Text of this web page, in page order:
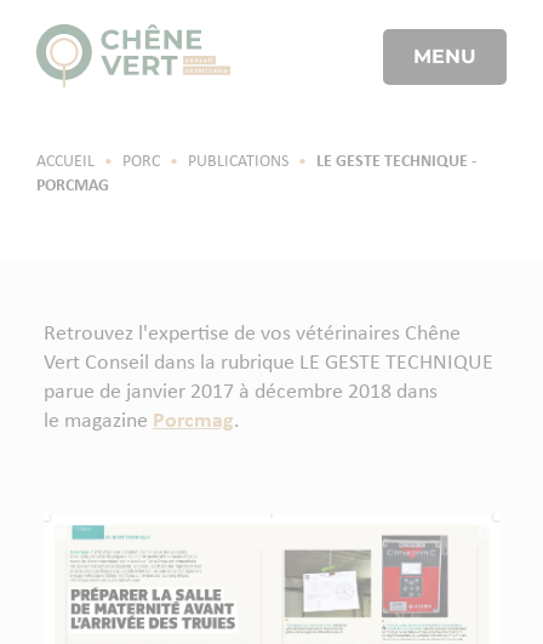
MENU
ACCUEIL • PORC • PUBLICATIONS •
LE GESTE TECHNIQUE -
PORCMAG
Retrouvez l'expertise de vos vétérinaires Chêne
Vert Conseil dans la rubrique LE GESTE TECHNIQUE
parue de janvier 2017 à décembre 2018 dans
le magazine Porcmag.